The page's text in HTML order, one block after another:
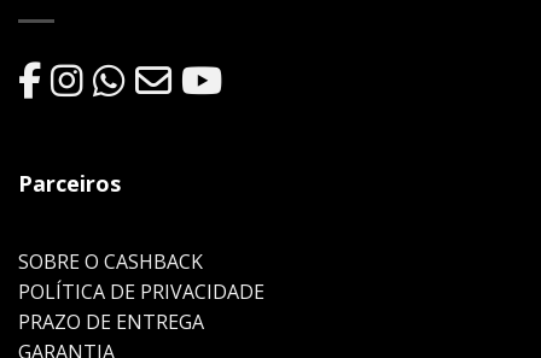
Parceiros
SOBRE O CASHBACK
POLÍTICA DE PRIVACIDADE
PRAZO DE ENTREGA
GARANTIA